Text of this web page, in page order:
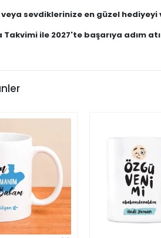
sevdiklerinize en güzel hediyeyi
Takvimi ile 2027'te başarıya adım